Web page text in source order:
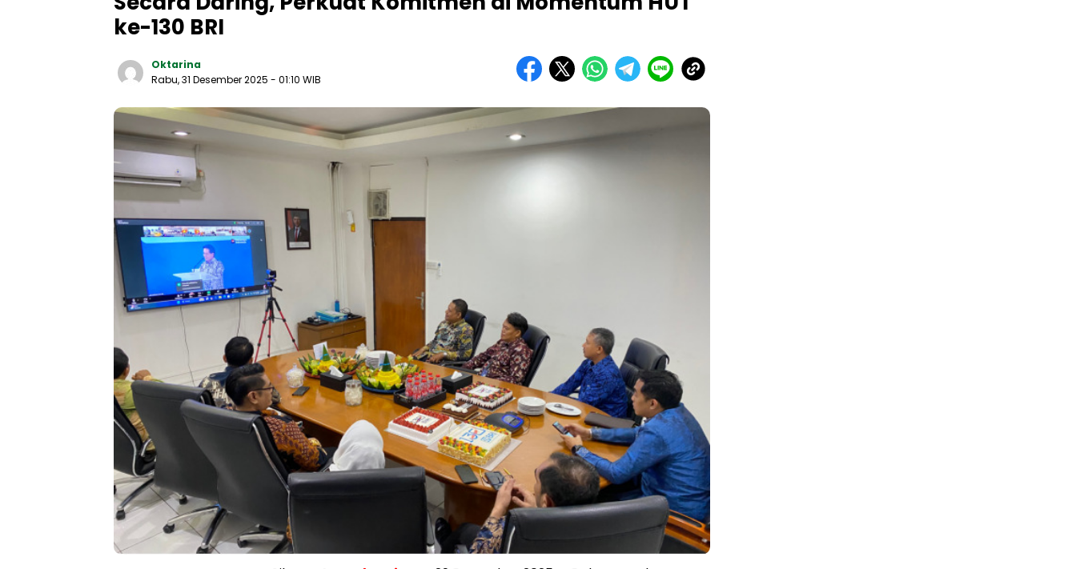
ke-130 BRI
Oktarina
Rabu, 31 Desember 2025 - 01:10 WIB